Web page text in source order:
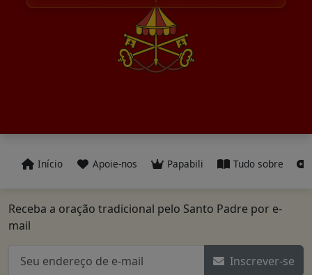
Início Apoie-nos Papabili Tudo sobre
Receba a oração tradicional pelo Santo Padre por e-
mail
Inscrever-se